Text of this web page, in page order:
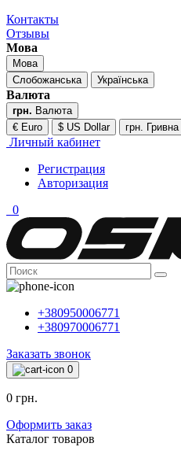
Контакты
Отзывы
Мова
Мова
Слобожанська
Українська
Валюта
грн. Валюта
€ Euro
$ US Dollar грн. Гривна
Личный кабинет
Регистрация
Авторизация
0
+380950006771
+380970006771
Заказать звонок
0
0 грн.
Оформить заказ
Каталог товаров